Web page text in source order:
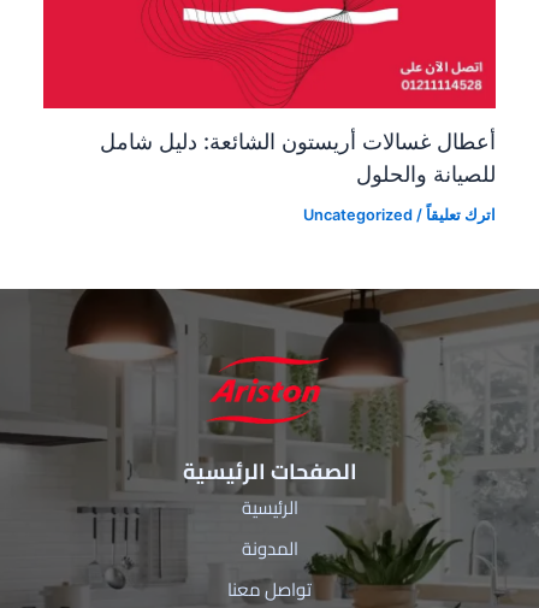
غسالات أريستون الشائعة: دليل شامل
والحلول
تعليقاً /
Uncategorized
الصفحات الرئيسية
الرئيسية
المدونة
تواصل معنا